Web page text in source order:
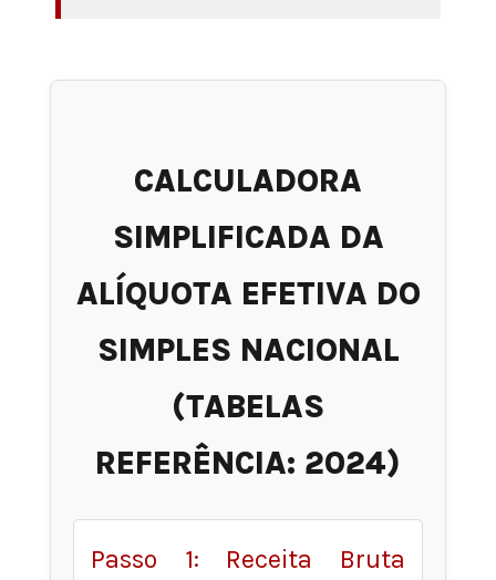
CALCULADORA
SIMPLIFICADA DA
ALÍQUOTA EFETIVA DO
SIMPLES NACIONAL
(TABELAS
REFERÊNCIA: 2024)
Passo 1: Receita Bruta